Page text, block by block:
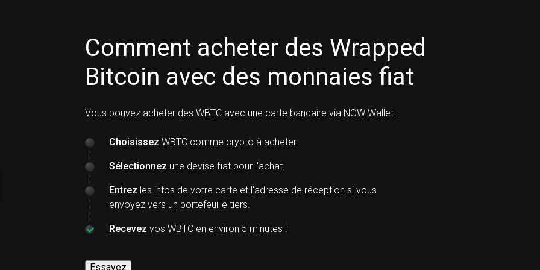
Comment acheter des Wrapped
Bitcoin avec des monnaies fiat
Vous pouvez acheter des WBTC avec une carte bancaire via NOW Wallet :
Choisissez WBTC comme crypto à acheter.
Sélectionnez une devise fiat pour l'achat.
Entrez les infos de votre carte et l'adresse de réception si vous
envoyez vers un portefeuille tiers.
Recevez vos WBTC en environ 5 minutes !
Essayez